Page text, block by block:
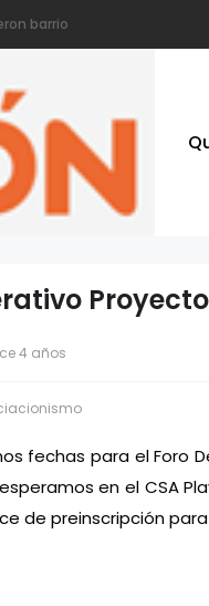
4 años
fechas para el Foro
en el CSA
de preinscripción